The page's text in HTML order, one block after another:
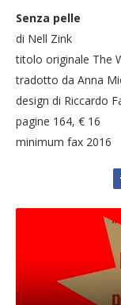
Senza pelle
di Nell Zink
titolo originale The
tradotto da Anna
design di Riccardo
pagine 164, € 16
minimum fax 2016